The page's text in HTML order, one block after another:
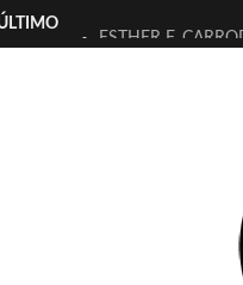
ESTHER F.
[ELECTRA
TIMBRE 4, LA
30 AÑOS (NO ES
MILITARES